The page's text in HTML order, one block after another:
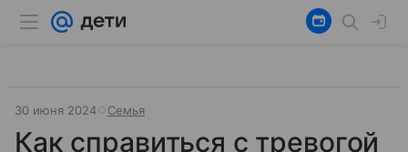
30 июня 2024 Семья
Как справиться с тревогой